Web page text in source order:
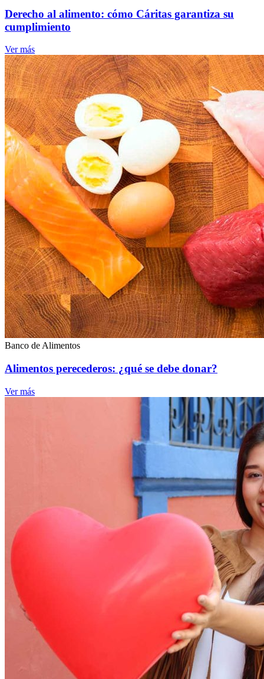
Derecho al alimento: cómo Cáritas garantiza su
cumplimiento
Ver más
Banco de Alimentos
Alimentos perecederos: ¿qué se debe donar?
Ver más